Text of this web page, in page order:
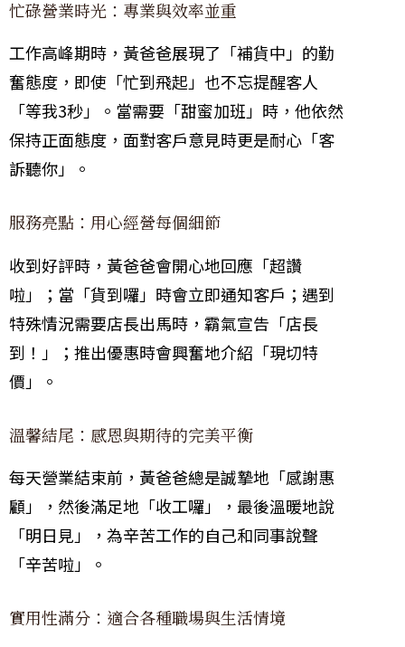
忙碌營業時光：專業與效率並重
工作高峰期時，黃爸爸展現了「補貨中」的勤
奮態度，即使「忙到飛起」也不忘提醒客人
「等我3秒」。當需要「甜蜜加班」時，他依然
保持正面態度，面對客戶意見時更是耐心「客
訴聽你」。
服務亮點：用心經營每個細節
收到好評時，黃爸爸會開心地回應「超讚
啦」；當「貨到囉」時會立即通知客戶；遇到
特殊情況需要店長出馬時，霸氣宣告「店長
到！」；推出優惠時會興奮地介紹「現切特
價」。
溫馨結尾：感恩與期待的完美平衡
每天營業結束前，黃爸爸總是誠摯地「感謝惠
顧」，然後滿足地「收工囉」，最後溫暖地說
「明日見」，為辛苦工作的自己和同事說聲
「辛苦啦」。
實用性滿分：適合各種職場與生活情境